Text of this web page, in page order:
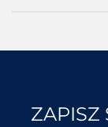
ZAPISZ